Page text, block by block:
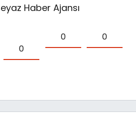
Haber Ajansı
0
0 0